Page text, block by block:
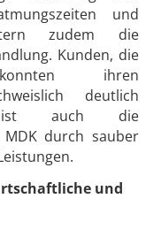
und
zudem die
Kunden, die
ihren
deutlich
ist auch die
durch sauber
und